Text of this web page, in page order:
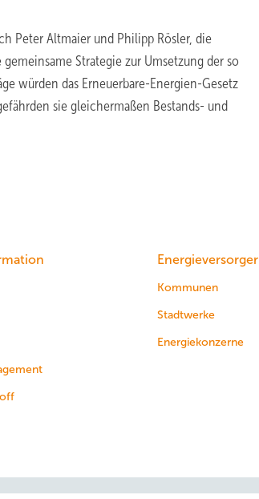
Peter Altmaier und Philipp Rösler, die
Strategie zur Umsetzung der so
würden das Erneuerbare-Energien-Gesetz
sie gleichermaßen Bestands- und
Energieversorger
Kommunen
Stadtwerke
Energiekonzerne